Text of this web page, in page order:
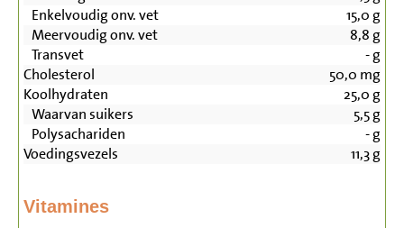
Enkelvoudig onv. vet
15,0 g
Meervoudig onv. vet
8,8 g
Transvet
-g
Cholesterol
50,0 mg
Koolhydraten
25,0 g
Waarvan suikers
5,5g
Polysachariden
-g
Voedingsvezels
11,3g
Vitamines